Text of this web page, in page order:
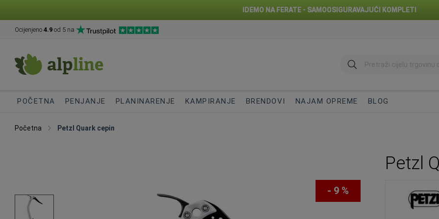
IDEMO NA FERATE - SAMOOSIGURAVAJUĆI KOMPLETI
Ocijenjeno 4.9 od 5 na
traži
POČETNA PENJANJE PLANINARENJE KAMPIRANJE BRENDOVI NAJAM OPREME BLOG
Početna Petzl Quark cepin
of
- 9 %
Petzl